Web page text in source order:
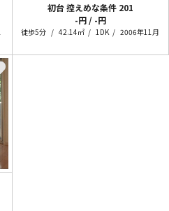
初台 控えめな条件 201
-円 / -円
徒歩5分 42.14㎡ 1DK 2006年11月